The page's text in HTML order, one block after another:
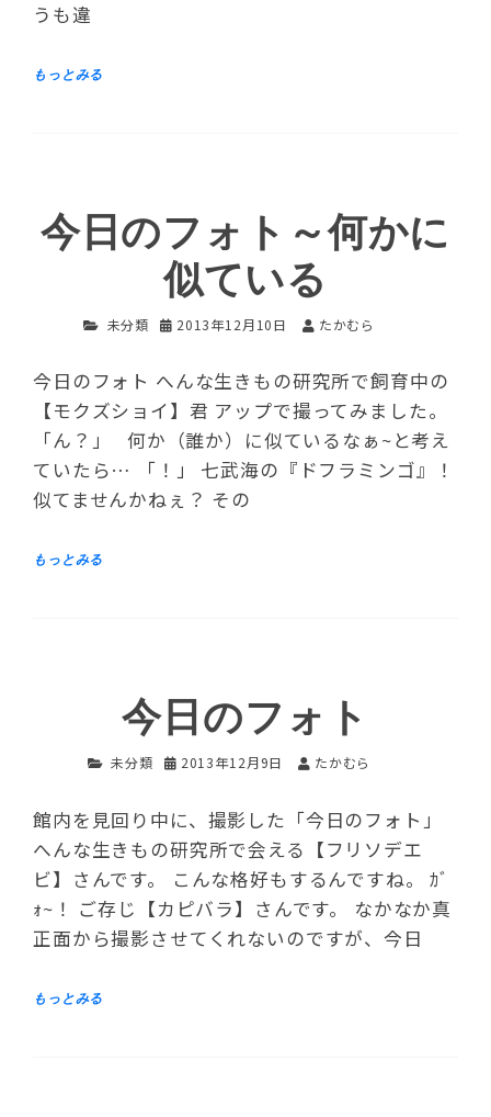
うも違
今日のフォト～何かに
似ている
未分類 2013年12月10日 たかむら
今日のフォト へんな生きもの研究所で飼育中の
【モクズショイ】君 アップで撮ってみました。
「ん？」 何か（誰か）に似ているなぁ~と考え
ていたら… 「！」 七武海の『ドフラミンゴ』！
似てませんかねぇ？ その
今日のフォト
未分類 2013年12月9日 たかむら
館内を見回り中に、撮影した「今日のフォト」
へんな生きもの研究所で会える【フリソデエ
ビ】さんです。 こんな格好もするんですね。 ｶﾞ
ｫ~！ ご存じ【カピバラ】さんです。 なかなか真
正面から撮影させてくれないのですが、今日